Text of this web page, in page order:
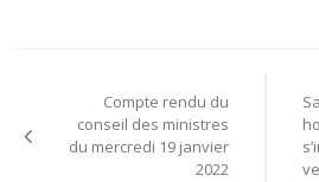
de
Compte rendu du
conseil des ministres
du mercredi 19 janvier
2022